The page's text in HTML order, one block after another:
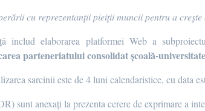
cu reprezentanţii pieiţii muncii pentru a
includ elaborarea platformei Web a
parteneriatului consolidat școală-
sarcinii este de 4 luni calendaristice, cu data
sunt anexați la prezenta cerere de exprimare a